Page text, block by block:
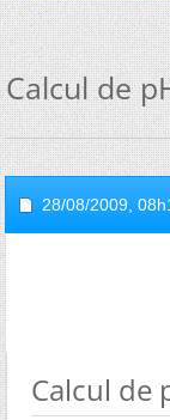
Calcul de
28/08/2009,
Calcul de